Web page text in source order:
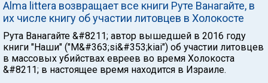
Alma littera возвращает все книги Руте Ванагайте, в
их числе книгу об участии литовцев в Холокосте
Рута Ванагайте &#8211; автор вышедшей в 2016 году
книги "Наши" ("M&#363;si&#353;kiai") об участии литовцев
в массовых убийствах евреев во время Холокоста
&#8211; в настоящее время находится в Израиле.